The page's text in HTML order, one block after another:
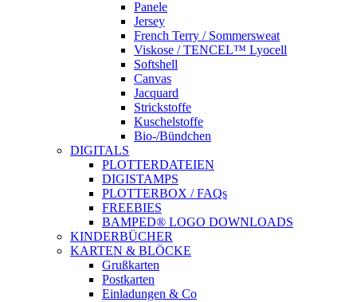
Panele
Jersey
French Terry / Sommersweat
Viskose / TENCEL™ Lyocell
Softshell
Canvas
Jacquard
Strickstoffe
Kuschelstoffe
Bio-/Bündchen
DIGITALS
PLOTTERDATEIEN
DIGISTAMPS
PLOTTERBOX / FAQs
FREEBIES
BAMPED® LOGO DOWNLOADS
KINDERBÜCHER
KARTEN & BLÖCKE
Grußkarten
Postkarten
Einladungen & Co